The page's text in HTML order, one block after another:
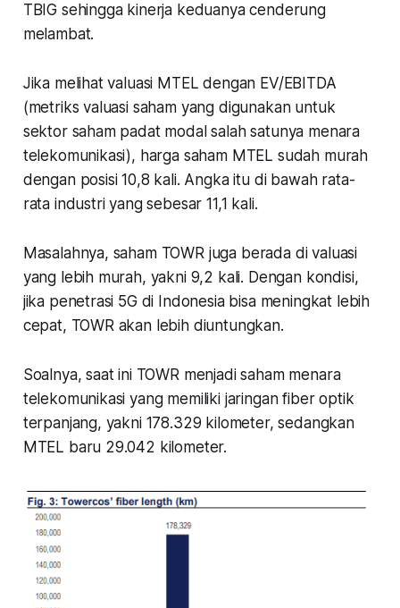
TBIG sehingga kinerja keduanya cenderung
melambat.
Jika melihat valuasi MTEL dengan EV/EBITDA
(metriks valuasi saham yang digunakan untuk
sektor saham padat modal salah satunya menara
telekomunikasi), harga saham MTEL sudah murah
dengan posisi 10,8 kali. Angka itu di bawah rata-
rata industri yang sebesar 11,1 kali.
Masalahnya, saham TOWR juga berada di valuasi
yang lebih murah, yakni 9,2 kali. Dengan kondisi,
jika penetrasi 5G di Indonesia bisa meningkat lebih
cepat, TOWR akan lebih diuntungkan.
Soalnya, saat ini TOWR menjadi saham menara
telekomunikasi yang memiliki jaringan fiber optik
terpanjang, yakni 178.329 kilometer, sedangkan
MTEL baru 29.042 kilometer.